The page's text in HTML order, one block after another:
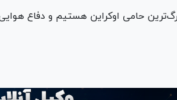
حامی اوکراین هستیم و دفاع